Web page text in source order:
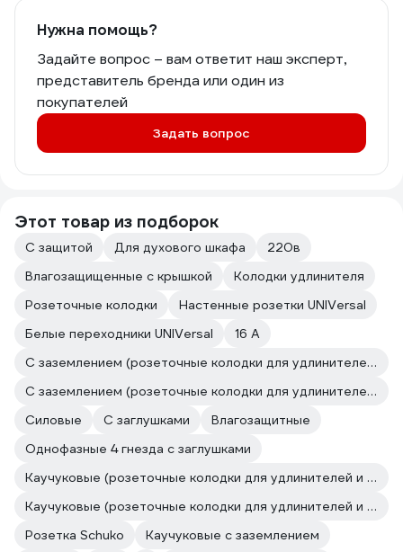
Нужна помощь?
Задайте вопрос – вам ответит наш эксперт,
представитель бренда или один из
покупателей
Задать вопрос
Этот товар из подборок
С защитой Для духового шкафа
220в
Влагозащищенные с крышкой
Колодки удлинителя
Розеточные колодки
Настенные розетки UNIVersal
Белые переходники UNIVersal
16 А
С заземлением (розеточные колодки для удлинителей и сетевых фильтров)
С заземлением (розеточные колодки для удлинителей и сетевых фильтров)
Силовые
С заглушками
Влагозащитные
Однофазные 4 гнезда с заглушками
Каучуковые (розеточные колодки для удлинителей и сетевых фильтров)
Каучуковые (розеточные колодки для удлинителей и сетевых фильтров)
Розетка Schuko
Каучуковые с заземлением